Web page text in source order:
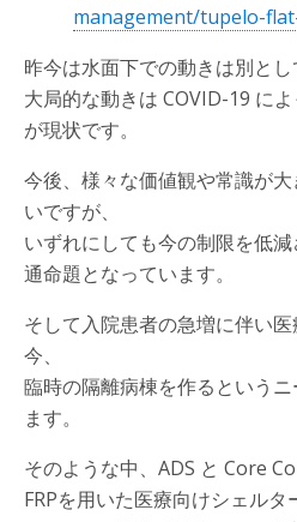
management/tupelo-
昨今は水面下での動きは別とし
大局的な動きは COVID-19 に
が現状です。
今後、様々な価値観や常識が
いですが、
いずれにしても今の制限を低
通命題となっています。
そして入院患者の急増に伴い
今、
臨時の隔離病棟を作るという
ます。
そのような中、ADS と Core
FRPを用いた医療向けシェル